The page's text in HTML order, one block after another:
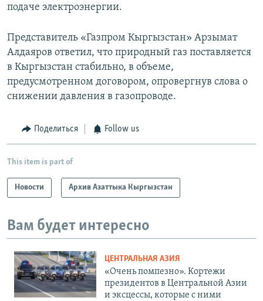
подаче электроэнергии.
Представитель «Газпром Кыргызстан» Арзымат
Алдаяров ответил, что природный газ поставляется
в Кыргызстан стабильно, в объеме,
предусмотренном договором, опровергнув слова о
снижении давления в газопроводе.
Поделиться Follow us
This item is part of
Новости Архив Азаттыка Кыргызстан
Вам будет интересно
ЦЕНТРАЛЬНАЯ АЗИЯ
«Очень помпезно». Кортежи
президентов в Центральной Азии
и эксцессы, которые с ними